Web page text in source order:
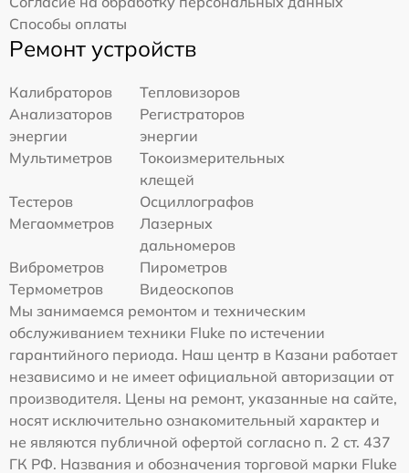
Способы оплаты
Ремонт устройств
Калибраторов
Тепловизоров
Анализаторов
энергии
Регистраторов
энергии
Мультиметров
Токоизмерительных
клещей
Тестеров
Осциллографов
Мегаомметров
Лазерных
дальномеров
Виброметров
Пирометров
Термометров
Видеоскопов
Мы занимаемся ремонтом и техническим
обслуживанием техники Fluke по истечении
гарантийного периода. Наш центр в Казани работает
независимо и не имеет официальной авторизации от
производителя. Цены на ремонт, указанные на сайте,
носят исключительно ознакомительный характер и
не являются публичной офертой согласно п. 2 ст. 437
ГК РФ. Названия и обозначения торговой марки Fluke